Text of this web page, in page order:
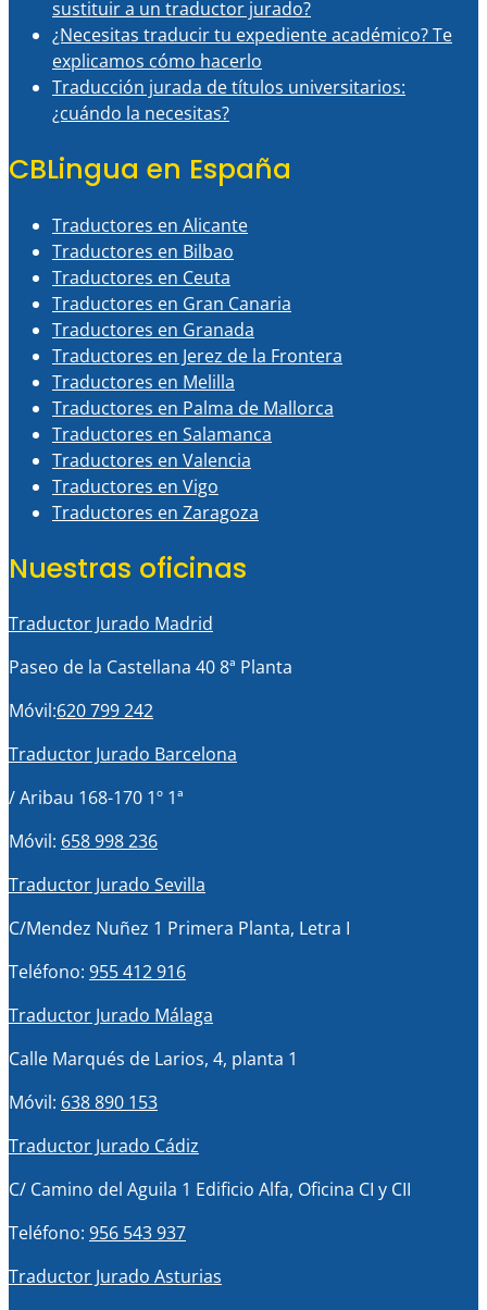
sustituir a un traductor jurado?
¿Necesitas traducir tu expediente académico? Te
explicamos cómo hacerlo
Traducción jurada de títulos universitarios:
¿cuándo la necesitas?
CBLingua en España
Traductores en Alicante
Traductores en Bilbao
Traductores en Ceuta
Traductores en Gran Canaria
Traductores en Granada
Traductores en Jerez de la Frontera
Traductores en Melilla
Traductores en Palma de Mallorca
Traductores en Salamanca
Traductores en Valencia
Traductores en Vigo
Traductores en Zaragoza
Nuestras oficinas
Traductor Jurado Madrid
Paseo de la Castellana 40 8ª Planta
Móvil:620 799 242
Traductor Jurado Barcelona
/ Aribau 168-170 1º 1ª
Móvil: 658 998 236
Traductor Jurado Sevilla
C/Mendez Nuñez 1 Primera Planta, Letra I
Teléfono: 955 412 916
Traductor Jurado Málaga
Calle Marqués de Larios, 4, planta 1
Móvil: 638 890 153
Traductor Jurado Cádiz
C/ Camino del Aguila 1 Edificio Alfa, Oficina CI y CII
Teléfono: 956 543 937
Traductor Jurado Asturias